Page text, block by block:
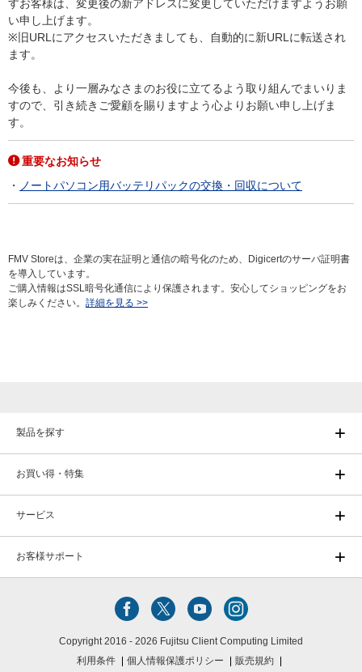
すお客様は、変更後の新アドレスに変更していただけますようお願
い申し上げます。
※旧URLにアクセスいただきましても、自動的に新URLに転送され
ます。
今後も、より一層みなさまのお役に立てるよう取り組んでまいりま
すので、引き続きご愛顧を賜りますよう心よりお願い申し上げま
す。
重要なお知らせ
ノートパソコン用バッテリパックの交換・回収について
FMV Storeは、企業の実在証明と通信の暗号化のため、Digicertのサーバ証明書
を導入しています。
ご購入情報はSSL暗号化通信により保護されます。安心してショッピングをお
楽しみください。 詳細を見る >>
製品を探す
お買い得・特集
サービス
お客様サポート
Copyright 2016 - 2026 Fujitsu Client Computing Limited
利用条件
個人情報保護ポリシー 販売規約